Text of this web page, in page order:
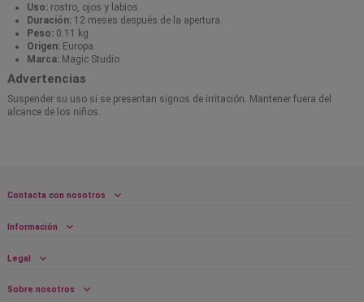
Uso: rostro, ojos y labios.
Duración: 12 meses después de la apertura.
Peso: 0.11 kg.
Origen: Europa.
Marca: Magic Studio.
Advertencias
Suspender su uso si se presentan signos de irritación. Mantener fuera del
alcance de los niños.
Contacta con nosotros
Información
Legal
Sobre nosotros